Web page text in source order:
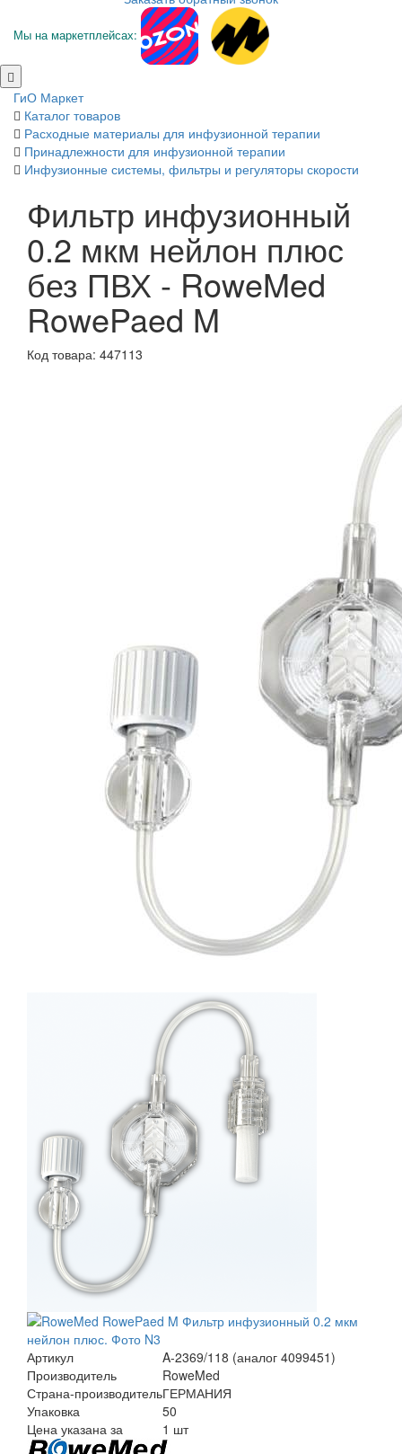
Мы на маркетплейсах:
ГиО Маркет
Каталог товаров
Расходные материалы для инфузионной терапии
Принадлежности для инфузионной терапии
Инфузионные системы, фильтры и регуляторы скорости
Фильтр инфузионный
0.2 мкм нейлон плюс
без ПВХ - RoweMed
RowePaed M
Код товара: 447113
Артикул
A-2369/118 (аналог 4099451)
Производитель
RoweMed
Страна-производительГЕРМАНИЯ
Упаковка
50
Цена указана за
1 шт